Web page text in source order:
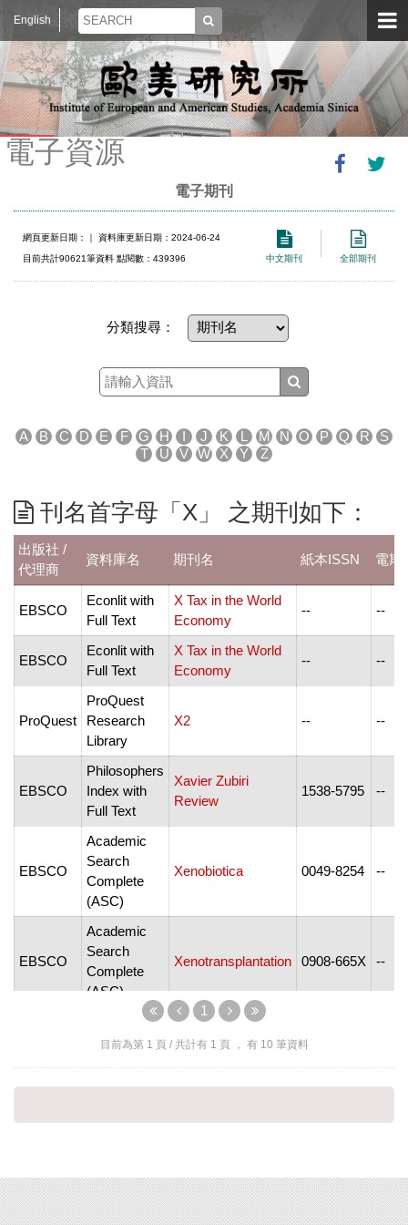
English
電子資源
電子期刊
中文期刊 全部期刊
網頁更新日期： ｜ 資料庫更新日期：2024-06-24
目前共計90621筆資料 點閱數：439396
分類搜尋：
A B C D E F G H I J K L M N O P Q R
S
T
U V W X Y Z
刊名首字母「X」 之期刊如下：
出版社 /
代理商
資料庫名 期刊名 紙本ISSN 電期
EBSCO
Econlit with
Full Text
X Tax in the World
Economy
-- --
EBSCO
Econlit with
Full Text
X Tax in the World
Economy
-- --
ProQuest
ProQuest
Research
Library
X2 -- --
EBSCO
Philosophers
Index with
Full Text
Xavier Zubiri
Review
1538-5795 --
EBSCO
Academic
Search
Complete
(ASC)
Xenobiotica 0049-8254 --
EBSCO
Academic
Search
Complete
(ASC)
Xenotransplantation 0908-665X --
Wiley Online
Library
Academic
Search
Library
Spectrometry
OmniFile
X-tra:
1
目前為第 1 頁 / 共計有 1 頁 ， 有 10 筆資料